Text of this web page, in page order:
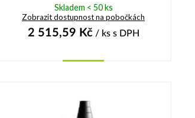
Skladem < 50 ks
Zobrazit dostupnost na pobočkách
2 515,59 Kč/ ks s DPH